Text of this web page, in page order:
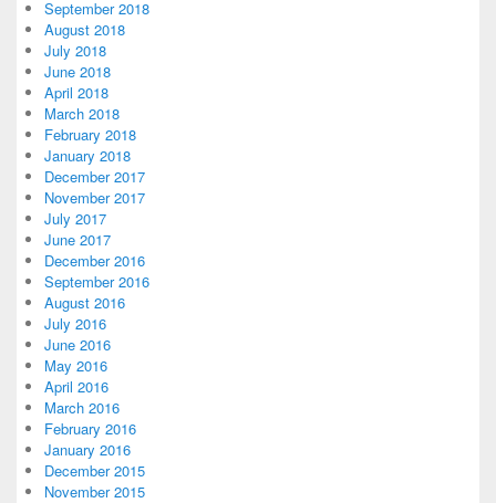
September 2018
August 2018
July 2018
June 2018
April 2018
March 2018
February 2018
January 2018
December 2017
November 2017
July 2017
June 2017
December 2016
September 2016
August 2016
July 2016
June 2016
May 2016
April 2016
March 2016
February 2016
January 2016
December 2015
November 2015